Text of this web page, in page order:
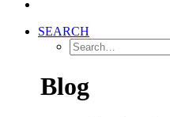
SEARCH
Blog